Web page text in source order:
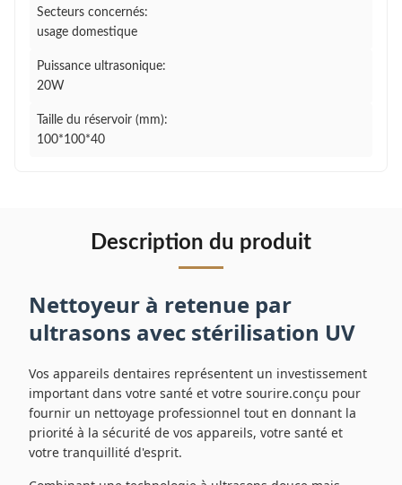
Secteurs concernés:
usage domestique
Puissance ultrasonique:
20W
Taille du réservoir (mm):
100*100*40
Description du produit
Nettoyeur à retenue par
ultrasons avec stérilisation UV
Vos appareils dentaires représentent un investissement
important dans votre santé et votre sourire.conçu pour
fournir un nettoyage professionnel tout en donnant la
priorité à la sécurité de vos appareils, votre santé et
votre tranquillité d'esprit.